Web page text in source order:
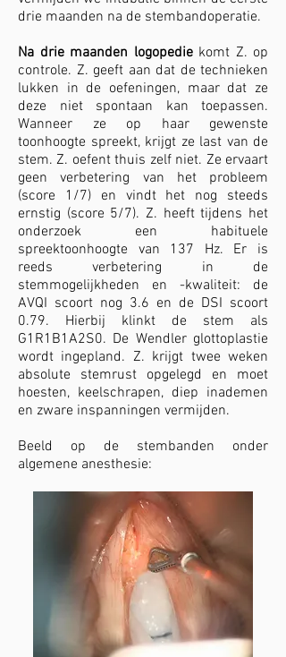
drie maanden na de stembandoperatie.
Na drie maanden logopediekomt Z. op
controle. Z. geeft aan dat de technieken
lukken in de oefeningen, maar dat ze
deze niet spontaan kan toepassen.
Wanneer ze op haar gewenste
toonhoogte spreekt, krijgt ze last van de
stem. Z. oefent thuis zelf niet. Ze ervaart
geen verbetering van het probleem
(score 1/7) en vindt het nog steeds
ernstig (score 5/7). Z. heeft tijdens het
onderzoek een habituele
spreektoonhoogte van 137 Hz. Er is
reeds verbetering in de
stemmogelijkheden en -kwaliteit: de
AVQI scoort nog 3.6 en de DSI scoort
0.79. Hierbij klinkt de stem als
G1R1B1A2S0. De Wendler glottoplastie
wordt ingepland. Z. krijgt twee weken
absolute stemrust opgelegd en moet
hoesten, keelschrapen, diep inademen
en zware inspanningen vermijden.
Beeld op de stembanden onder
algemene anesthesie: